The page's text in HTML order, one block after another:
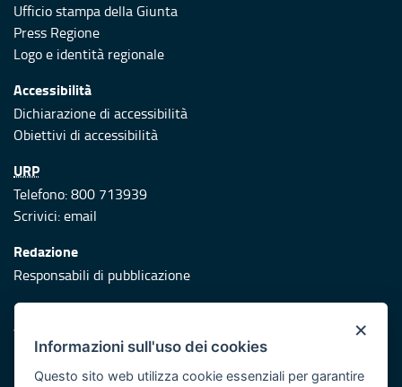
Ufficio stampa della Giunta
Press Regione
Logo e identità regionale
Accessibilità
Dichiarazione di accessibilità
Obiettivi di accessibilità
URP
Telefono: 800 713939
Scrivici:email
Redazione
Responsabili di pubblicazione
Protezione civile
Vai al sito di Protezione Civile Puglia
Iniziativa finanziata con risorse del POR Puglia 2014/2020 -
×
Informazioni sull'uso dei cookies
Questo sito web utilizza cookie essenziali per garantire